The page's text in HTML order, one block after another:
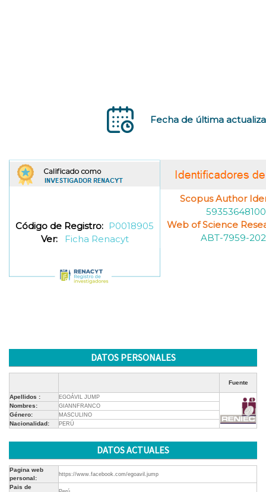
Fecha de última
Código de Registro: P0018905
Ver:
Ficha Renacyt
Scopus Author
59353648100
Web of Science
ABT-7959-
DATOS PERSONALES
Fuente
Apellidos : EGOÁVIL JUMP
Nombres: GIANNFRANCO
Género: MASCULINO
Nacionalidad: PERÚ
DATOS ACTUALES
Pagina web
personal:
https://www.facebook.com/egoavil.jump
Pais de